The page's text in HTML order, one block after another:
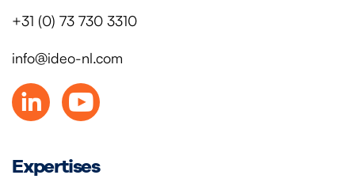
+31 (0) 73 730 3310
info@ideo-nl.com
Expertises